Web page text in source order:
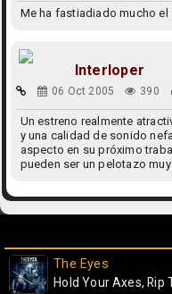
Me ha fastiadiado mucho el
Interloper
06 Oct 2005 390
Un estreno realmente
y una calidad de sonido
aspecto en su próximo
pueden ser un pelotazo
The Eyes
Hold Your Axes, Rip